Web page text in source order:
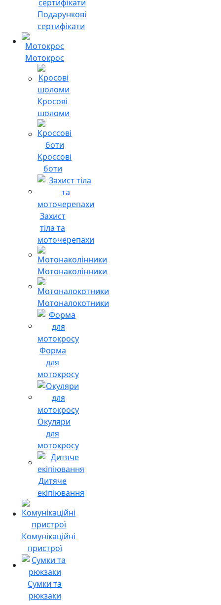
Подарункові
сертифікати
Мотокрос
Кросові
шоломи
Кроссові
боти
Захист
тіла та
моточерепахи
Мотонаколінники
Мотоналокотники
Форма
для
мотокросу
Окуляри
для
мотокросу
Дитяче
екіпіювання
Комунікаційні
пристрої
Сумки та
рюкзаки